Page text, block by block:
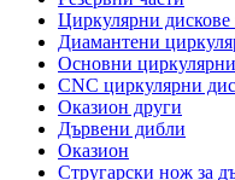
Циркулярни дискове
Диамантени
Основни
CNC циркулярни
Оказион други
Дървени дибли
Оказион
Стругарски нож за